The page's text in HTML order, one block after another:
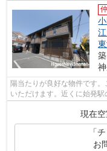
陽当たりが良好な物件です
いただけます。近くに始発
現在空
「
お